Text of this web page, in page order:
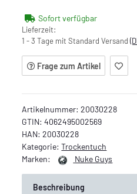
Sofort verfügbar
Lieferzeit:
1 - 3 Tage mit Standard Versand
Frage zum Artikel
Artikelnummer:20030228
GTIN: 4062495002569
HAN: 20030228
Kategorie:Trockentuch
Marken:
Nuke Guys
Beschreibung